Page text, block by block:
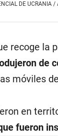
DE UCRANIA /
recoge la
de
móviles
en
fueron